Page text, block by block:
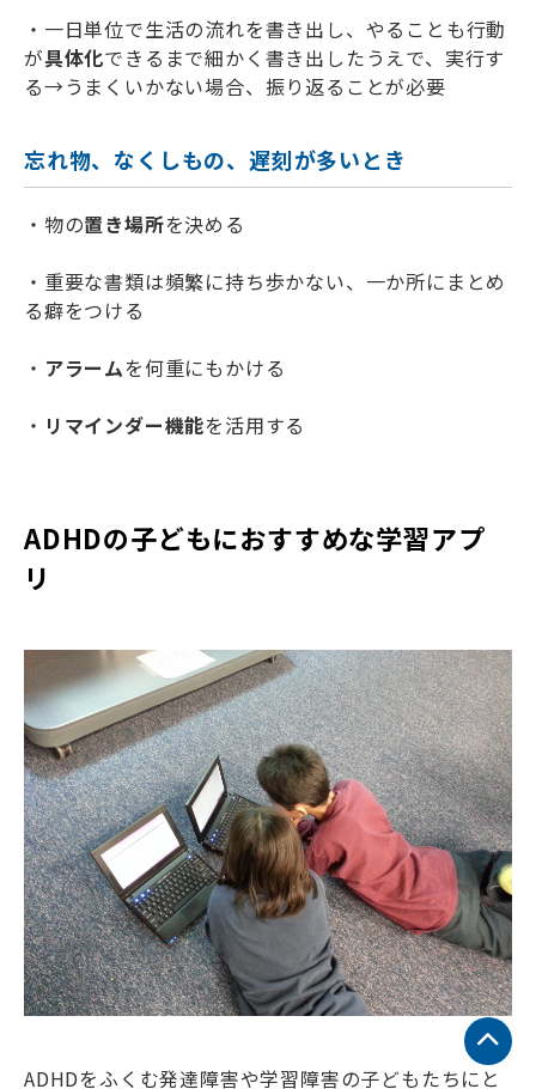
・一日単位で生活の流れを書き出し、やることも行動
が具体化できるまで細かく書き出したうえで、実行す
る→うまくいかない場合、振り返ることが必要
忘れ物、なくしもの、遅刻が多いとき
・物の置き場所を決める
・重要な書類は頻繁に持ち歩かない、一か所にまとめ
る癖をつける
・ アラームを何重にもかける
・ リマインダー機能を活用する
ADHDの子どもにおすすめな学習アプ
リ
ADHDをふくむ発達障害や学習障害の子どもたちにと